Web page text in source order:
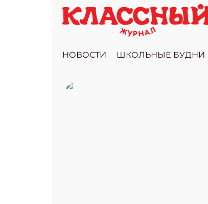
НОВОСТИ ШКОЛЬНЫЕ БУДНИ